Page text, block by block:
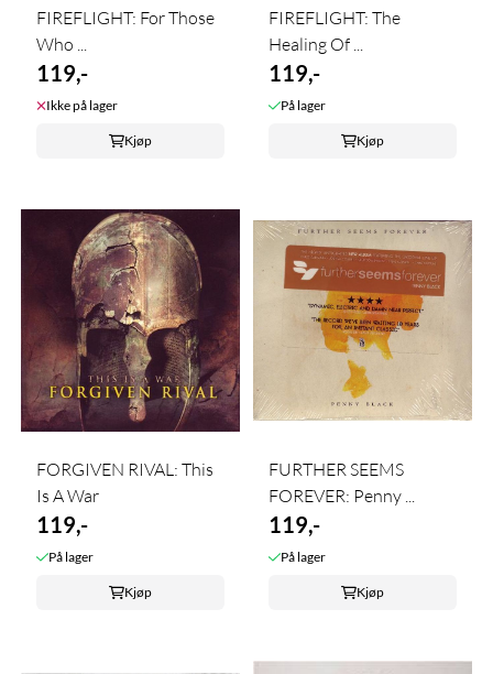
FIREFLIGHT: For Those
Who ...
119,-
Ikke på lager
Kjøp
FIREFLIGHT: The
Healing Of ...
119,-
På lager
Kjøp
FORGIVEN RIVAL: This
Is A War
119,-
På lager
Kjøp
FURTHER SEEMS
FOREVER: Penny ...
119,-
På lager
Kjøp